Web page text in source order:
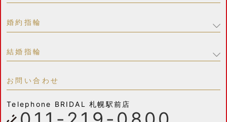
婚約指輪
結婚指輪
お問い合わせ
Telephone BRIDAL 札幌駅前店